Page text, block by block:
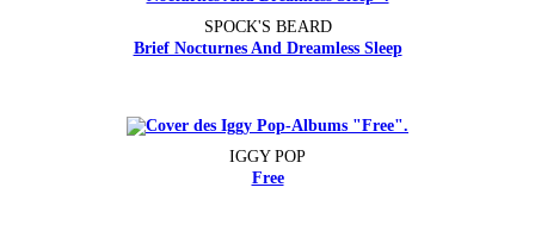
SPOCK'S BEARD
Brief Nocturnes And Dreamless Sleep
IGGY POP
Free